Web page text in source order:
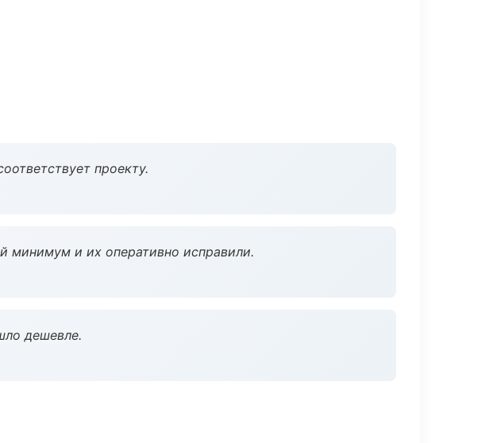
проекту.
минимум и их оперативно исправили.
дешевле.